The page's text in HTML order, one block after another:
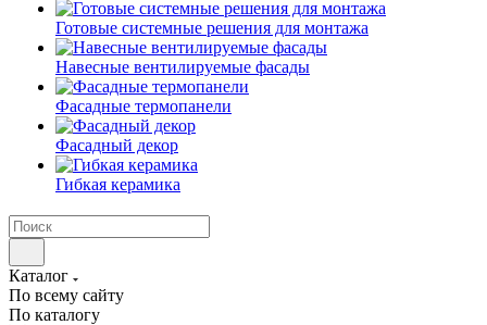
Готовые системные решения для монтажа
Навесные вентилируемые фасады
Фасадные термопанели
Фасадный декор
Гибкая керамика
Каталог
По всему сайту
По каталогу